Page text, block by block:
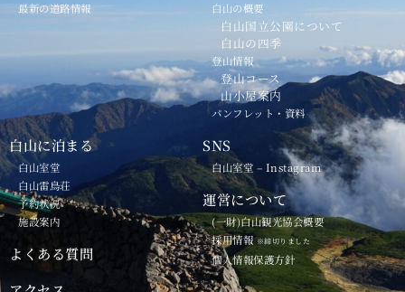
最新の道路情報
白山の概要
白山国立公園について
白山の四季
登山情報
登山コース
山小屋案内
パンフレット・資料
白山に泊まる
白山室堂
白山雷鳥荘
予約状況
施設案内
よくある質問
SNS
白山室堂 – Instagram
運営について
(一財)白山観光協会概要
採用情報※締切りました
個人情報保護方針